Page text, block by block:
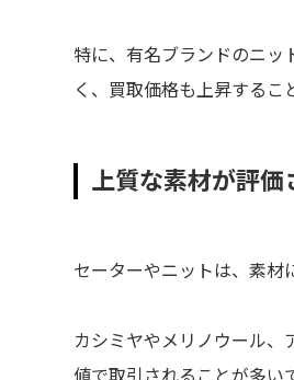
特に、有名ブランドのニッ
く、買取価格も上昇するこ
上質な素材が評価
セーターやニットは、素材
カシミヤやメリノウール